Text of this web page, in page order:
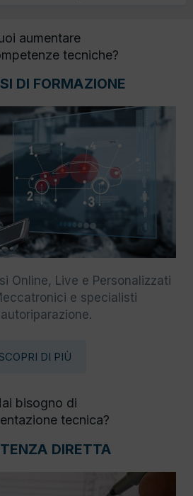
aumentare
tecniche?
DI FORMAZIONE
Online, Live e Personalizzati
e specialisti
DI PIÙ
bisogno di
tecnica?
DIRETTA